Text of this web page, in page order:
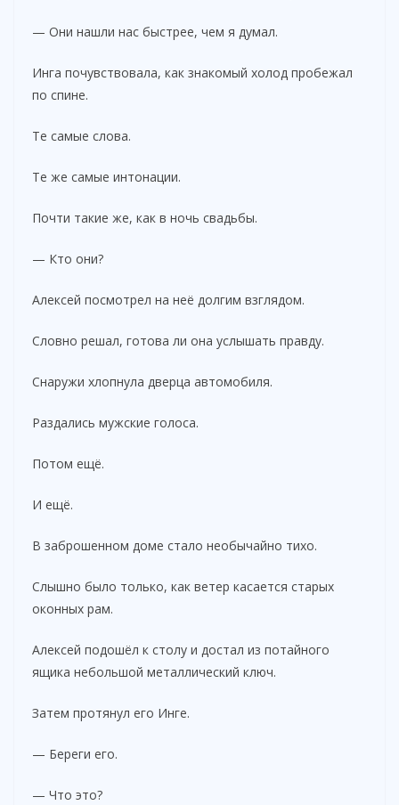
— Они нашли нас быстрее, чем я думал.
Инга почувствовала, как знакомый холод пробежал
по спине.
Те самые слова.
Те же самые интонации.
Почти такие же, как в ночь свадьбы.
— Кто они?
Алексей посмотрел на неё долгим взглядом.
Словно решал, готова ли она услышать правду.
Снаружи хлопнула дверца автомобиля.
Раздались мужские голоса.
Потом ещё.
И ещё.
В заброшенном доме стало необычайно тихо.
Слышно было только, как ветер касается старых
оконных рам.
Алексей подошёл к столу и достал из потайного
ящика небольшой металлический ключ.
Затем протянул его Инге.
— Береги его.
— Что это?